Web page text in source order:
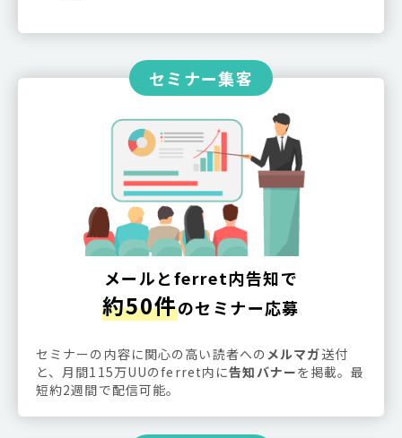
セミナー集客
メールとferret内告知で
約50件のセミナー応募
セミナーの内容に関心の高い読者への メルマガ送付
と、月間115万UUのferret内に告知バナーを掲載。最
短約2週間で配信可能。